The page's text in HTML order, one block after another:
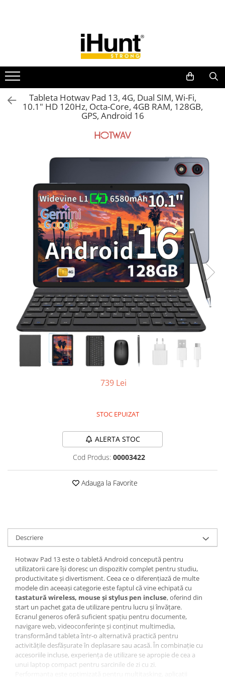
TELEFOANE & TABLETE IHUNT
Telefoane iHunt
Smartphone
Telefoane Rezistente
Telefoane Butoane
Smartwatch
Accesorii smartwatch
ELECTROCASNICE
Aparate de Gătit
Oală sub Presiune
Slow Cooker
Grătar Grill
Gătit cu Aburi
Storcător
Deshidratoare
Blender
Aparate de Cafea
Aspiratoare Verticale
Friteuze Aer Cald / Air Fryer
Accesorii Consumabile
Lăzi Frigorifice
Coșuri de gunoi
INGRIJIRE PERSONALA
Uscătoare de Păr
Plăci de Îndreptat Părul
SPA
CASA, GRADINA SI BRICOLAJ
Sigurante inteligente
Camere de supraveghere
Climatizare
Tableta Hotwav Pad 13, 4G, Dual SIM, Wi-Fi,
10.1" HD 120Hz, Octa-Core, 4GB RAM, 128GB,
GPS, Android 16
739 Lei
STOC EPUIZAT
ALERTA STOC
Cod Produs: 00003422
Adauga la Favorite
Descriere
Hotwav Pad 13 este o tabletă Android concepută pentru
utilizatorii care își doresc un dispozitiv complet pentru studiu,
productivitate și divertisment. Ceea ce o diferențiază de multe
modele din aceeași categorie este faptul că vine echipată cu
tastatură wireless, mouse și stylus pen incluse, oferind din
start un pachet gata de utilizare pentru lucru și învățare.
Ecranul generos oferă suficient spațiu pentru documente,
navigare web, videoconferințe și conținut multimedia,
transformând tableta într-o alternativă practică pentru
activitățile desfășurate în deplasare sau acasă. În combinație cu
accesoriile incluse, experiența de utilizare se apropie de cea a
unui laptop compact pentru sarcinile de zi cu zi.